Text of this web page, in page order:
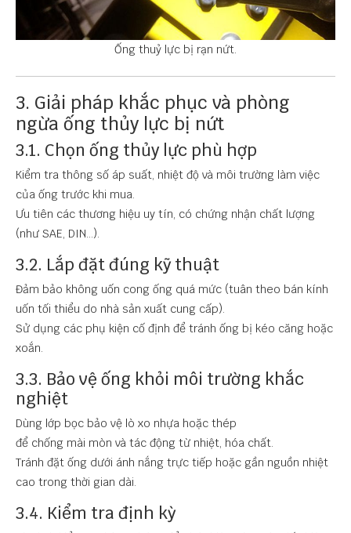
Ống thuỷ lực bị rạn nứt.
3. Giải pháp khắc phục và phòng
ngừa ống thủy lực bị nứt
3.1. Chọn ống thủy lực phù hợp
Kiểm tra thông số áp suất, nhiệt độ và môi trường làm việc
của ống trước khi mua.
Ưu tiên các thương hiệu uy tín, có chứng nhận chất lượng
(như SAE, DIN...).
3.2. Lắp đặt đúng kỹ thuật
Đảm bảo không uốn cong ống quá mức (tuân theo bán kính
uốn tối thiểu do nhà sản xuất cung cấp).
Sử dụng các phụ kiện cố định để tránh ống bị kéo căng hoặc
xoắn.
3.3. Bảo vệ ống khỏi môi trường khắc
nghiệt
Dùng lớp bọc bảo vệ lò xo nhựa hoặc thép
để chống mài mòn và tác động từ nhiệt, hóa chất.
Tránh đặt ống dưới ánh nắng trực tiếp hoặc gần nguồn nhiệt
cao trong thời gian dài.
3.4. Kiểm tra định kỳ